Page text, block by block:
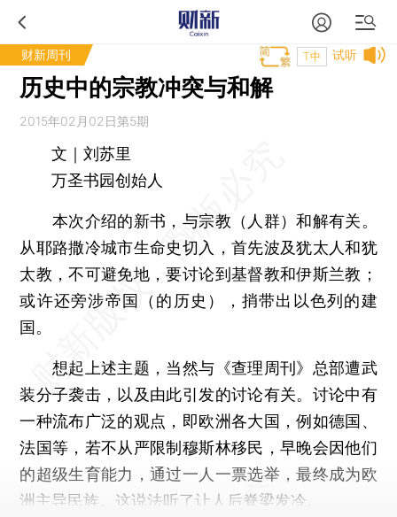
财新周刊 试听
T中
历史中的宗教冲突与和解
2015年02月02日第5期
文｜刘苏里
万圣书园创始人
本次介绍的新书，与宗教（人群）和解有关。
从耶路撒冷城市生命史切入，首先波及犹太人和犹
太教，不可避免地，要讨论到基督教和伊斯兰教；
或许还旁涉帝国（的历史），捎带出以色列的建
国。
想起上述主题，当然与《查理周刊》总部遭武
装分子袭击，以及由此引发的讨论有关。讨论中有
一种流布广泛的观点，即欧洲各大国，例如德国、
法国等，若不从严限制穆斯林移民，早晚会因他们
的超级生育能力，通过一人一票选举，最终成为欧
洲主导民族。这说法听了让人后脊梁发冷。